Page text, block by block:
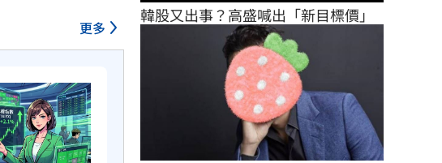
更多
韓股又出事？高盛喊出「新目標價」